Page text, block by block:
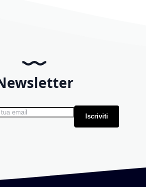
Newsletter: Iscriviti